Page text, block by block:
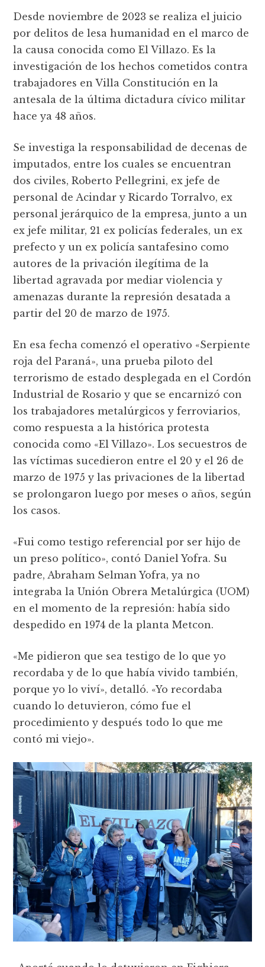
Desde noviembre de 2023 se realiza el juicio
por delitos de lesa humanidad en el marco de
la causa conocida como El Villazo. Es la
investigación de los hechos cometidos contra
trabajadores en Villa Constitución en la
antesala de la última dictadura cívico militar
hace ya 48 años.
Se investiga la responsabilidad de decenas de
imputados, entre los cuales se encuentran
dos civiles, Roberto Pellegrini, ex jefe de
personal de Acindar y Ricardo Torralvo, ex
personal jerárquico de la empresa, junto a un
ex jefe militar, 21 ex policías federales, un ex
prefecto y un ex policía santafesino como
autores de la privación ilegítima de la
libertad agravada por mediar violencia y
amenazas durante la represión desatada a
partir del 20 de marzo de 1975.
En esa fecha comenzó el operativo «Serpiente
roja del Paraná», una prueba piloto del
terrorismo de estado desplegada en el Cordón
Industrial de Rosario y que se encarnizó con
los trabajadores metalúrgicos y ferroviarios,
como respuesta a la histórica protesta
conocida como «El Villazo». Los secuestros de
las víctimas sucedieron entre el 20 y el 26 de
marzo de 1975 y las privaciones de la libertad
se prolongaron luego por meses o años, según
los casos.
«Fui como testigo referencial por ser hijo de
un preso político», contó Daniel Yofra. Su
padre, Abraham Selman Yofra, ya no
integraba la Unión Obrera Metalúrgica (UOM)
en el momento de la represión: había sido
despedido en 1974 de la planta Metcon.
«Me pidieron que sea testigo de lo que yo
recordaba y de lo que había vivido también,
porque yo lo viví», detalló. «Yo recordaba
cuando lo detuvieron, cómo fue el
procedimiento y después todo lo que me
contó mi viejo».